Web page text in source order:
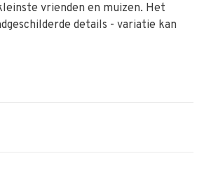
vrienden en muizen. Het
details - variatie kan